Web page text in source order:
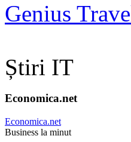
Genius
Știri IT
Economica.net
Economica.net
Business la minut